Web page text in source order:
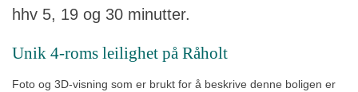
hhv 5, 19 og 30 minutter.
Unik 4-roms leilighet på Råholt
Foto og 3D-visning som er brukt for å beskrive denne boligen er